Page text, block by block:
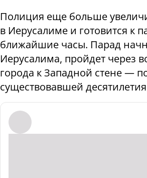
Полиция еще больше
в Иерусалиме и готовится к
ближайшие часы. Парад
Иерусалима, пройдет через
города к Западной стене —
существовавшей